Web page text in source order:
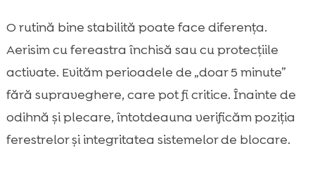
O rutină bine stabilită poate face diferența.
Aerisim cu fereastra închisă sau cu protecțiile
activate. Evităm perioadele de „doar 5 minute”
fără supraveghere, care pot fi critice. Înainte de
odihnă și plecare, întotdeauna verificăm poziția
ferestrelor și integritatea sistemelor de blocare.